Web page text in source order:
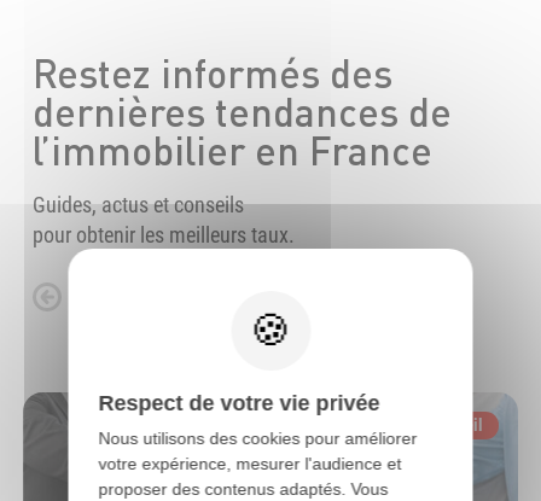
Restez informés des
dernières tendances de
l’immobilier en France
Guides, actus et conseils
pour obtenir les meilleurs taux.
Respect de votre vie privée
Nous utilisons des cookies pour améliorer
votre expérience, mesurer l'audience et
proposer des contenus adaptés. Vous